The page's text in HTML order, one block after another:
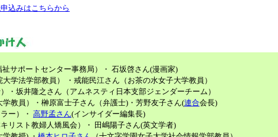
込みはこちらから
サポートセンター事務局）・ 石坂啓さん(漫画家)
学法学部教員） ・戒能民江さん（お茶の水女子大学教員）
・坂井隆之さん（アムネスティ日本支部ジェンダーチーム）
教員）・榊原富士子さん（弁護士)・芳野友子さん(連合会長)
ー）・ 高野孟さん(インサイダー編集長)
リスト教婦人矯風会）・ 田嶋陽子さん(英文学者)